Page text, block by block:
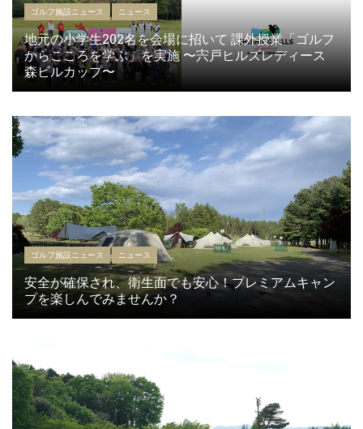
ゴルフ施設ニュース ニュース
地元の小学生202名を会場に招いて 課外授業「ゴルフ
からこころを学ぶ」を実施 〜宍戸ヒルズレディース
森ビルカップ〜
ゴルフ施設ニュース ニュース
安全が確保され、衛生面でも安心！プレミアムキャン
プを楽しんでみませんか？